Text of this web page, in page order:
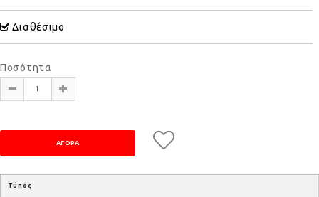
Διαθέσιμο
Ποσότητα
Τύπος